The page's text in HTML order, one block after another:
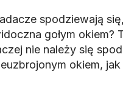
spodziewają
gołym okiem?
nie należy się
okiem,